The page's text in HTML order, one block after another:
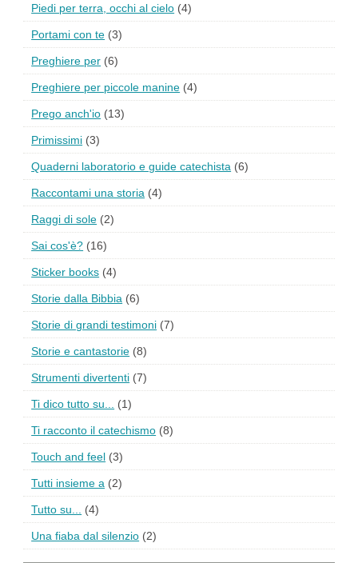
Piedi per terra, occhi al cielo (4)
Portami con te (3)
Preghiere per (6)
Preghiere per piccole manine (4)
Prego anch'io (13)
Primissimi (3)
Quaderni laboratorio e guide catechista (6)
Raccontami una storia (4)
Raggi di sole (2)
Sai cos'è? (16)
Sticker books (4)
Storie dalla Bibbia (6)
Storie di grandi testimoni (7)
Storie e cantastorie (8)
Strumenti divertenti (7)
Ti dico tutto su... (1)
Ti racconto il catechismo (8)
Touch and feel (3)
Tutti insieme a (2)
Tutto su... (4)
Una fiaba dal silenzio (2)